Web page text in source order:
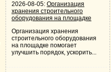
2026-08-05: Организация
хранения строительного
оборудования на площадке
Организация хранения
строительного оборудования
на площадке помогает
улучшить порядок, ускорить...